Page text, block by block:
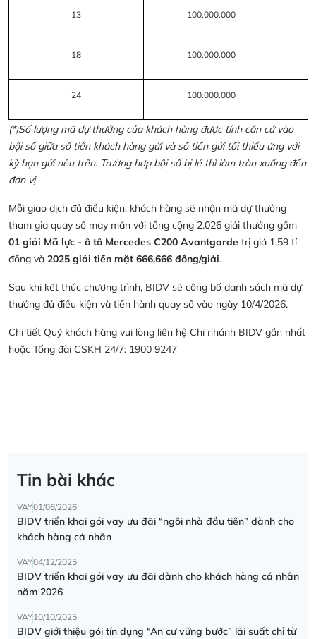
13 100.000.000
18 100.000.000
24 100.000.000
(*)Số lượng mã dự thưởng của khách hàng được tính căn cứ vào
bội số giữa số tiền khách hàng gửi và số tiền gửi tối thiểu ứng với
kỳ hạn gửi nêu trên. Trường hợp bội số bị lẻ thì làm tròn xuống đến
đơn vị
Mỗi giao dịch đủ điều kiện, khách hàng sẽ nhận mã dự thưởng
tham gia quay số may mắn với tổng cộng 2.026 giải thưởng gồm
01 giải Mã lực - ô tô Mercedes C200 Avantgarde trị giá 1,59 tỉ
đồng và 2025 giải tiền mặt 666.666 đồng/giải.
Sau khi kết thúc chương trình, BIDV sẽ công bố danh sách mã dự
thưởng đủ điều kiện và tiến hành quay số vào ngày 10/4/2026.
Chi tiết Quý khách hàng vui lòng liên hệ Chi nhánh BIDV gần nhất
hoặc Tổng đài CSKH 24/7: 1900 9247
Tin bài khác
VAY01/06/2026
BIDV triển khai gói vay ưu đãi “ngôi nhà đầu tiên” dành cho
khách hàng cá nhân
VAY04/12/2025
BIDV triển khai gói vay ưu đãi dành cho khách hàng cá nhân
năm 2026
VAY10/10/2025
BIDV giới thiệu gói tín dụng “An cư vững bước” lãi suất chỉ từ